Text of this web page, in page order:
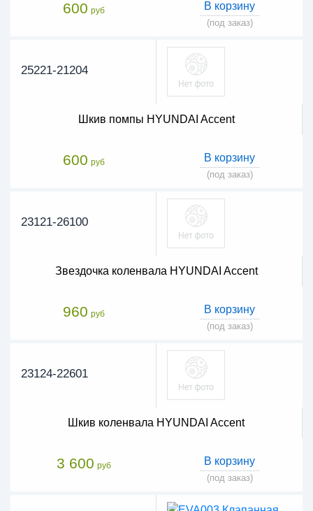
600 руб В корзину
(под заказ)
25221-21204
Шкив помпы HYUNDAI Accent
600 руб В корзину
(под заказ)
23121-26100
Звездочка коленвала HYUNDAI Accent
960 руб В корзину
(под заказ)
23124-22601
Шкив коленвала HYUNDAI Accent
3 600 руб В корзину
(под заказ)